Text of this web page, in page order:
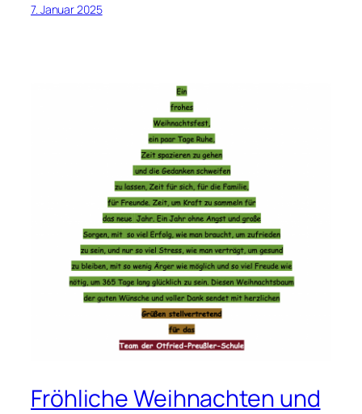
7. Januar 2025
Fröhliche Weihnachten und